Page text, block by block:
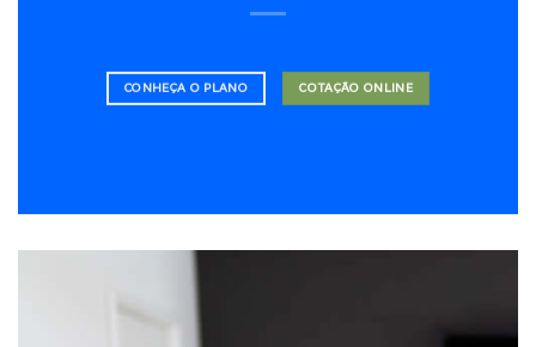
CONHEÇA O PLANO COTAÇÃO ONLINE